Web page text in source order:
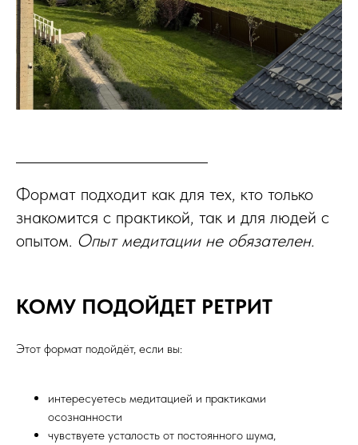
Формат подходит как для тех, кто только
знакомится с практикой, так и для людей с
опытом. Опыт медитации не обязателен.
КОМУ ПОДОЙДЕТ РЕТРИТ
Этот формат подойдёт, если вы:
интересуетесь медитацией и практиками
осознанности
чувствуете усталость от постоянного шума,